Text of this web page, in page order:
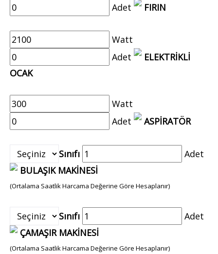
Adet
FIRIN
Watt
Adet
ELEKTRİKLİ
OCAK
Watt
Adet
ASPİRATÖR
Sınıfı
Adet
BULAŞIK MAKİNESİ
(Ortalama Saatlik Harcama Değerine Göre Hesaplanır)
Sınıfı
Adet
ÇAMAŞIR MAKİNESİ
(Ortalama Saatlik Harcama Değerine Göre Hesaplanır)